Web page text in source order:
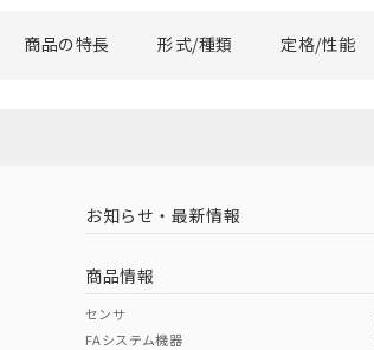
商品の特長 形式/種類 定格/性能
お知らせ・最新情報
商品情報
センサ
FAシステム機器